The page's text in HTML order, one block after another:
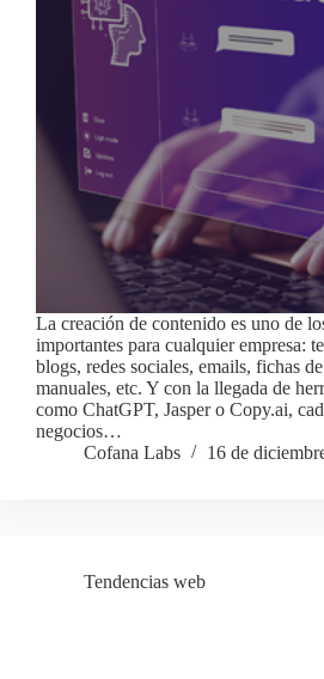
La creación de contenido es uno de
importantes para cualquier empresa:
blogs, redes sociales, emails, fichas
manuales, etc. Y con la llegada de
como ChatGPT, Jasper o Copy.ai,
negocios…
Cofana Labs
16 de
Tendencias web